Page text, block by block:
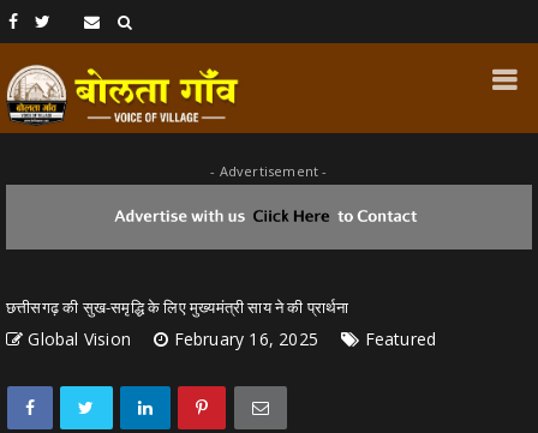
- Advertisement -
छत्तीसगढ़ की सुख-समृद्धि के लिए मुख्यमंत्री साय ने की प्रार्थना
Global Vision February 16, 2025 Featured